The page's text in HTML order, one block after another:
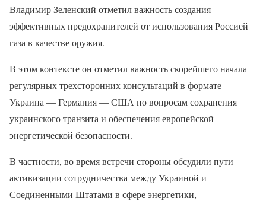
Владимир Зеленский отметил важность создания
эффективных предохранителей от использования Россией
газа в качестве оружия.
В этом контексте он отметил важность скорейшего начала
регулярных трехсторонних консультаций в формате
Украина — Германия — США по вопросам сохранения
украинского транзита и обеспечения европейской
энергетической безопасности.
В частности, во время встречи стороны обсудили пути
активизации сотрудничества между Украиной и
Соединенными Штатами в сфере энергетики,